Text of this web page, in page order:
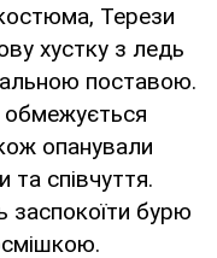
Терези
хустку з ледь
поставою.
обмежується
опанували
співчуття.
заспокоїти бурю